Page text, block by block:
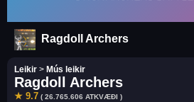
Ragdoll Archers
Leikir > Mús leikir
Ragdoll Archers
★ 9.7 ( 26.765.606 ATKVÆÐI )